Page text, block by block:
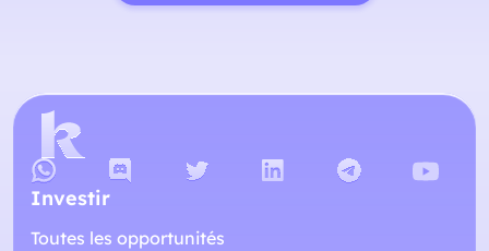
Investir
Toutes les opportunités